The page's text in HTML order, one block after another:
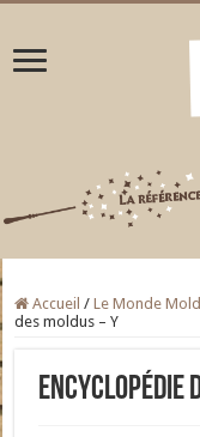
Accueil / Le Monde
des moldus – Y
Encyclopédie